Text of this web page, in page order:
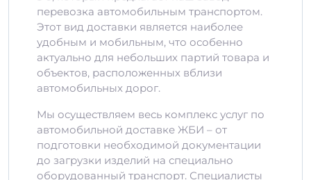
перевозка автомобильным транспортом.
Этот вид доставки является наиболее
удобным и мобильным, что особенно
актуально для небольших партий товара и
объектов, расположенных вблизи
автомобильных дорог.
Мы осуществляем весь комплекс услуг по
автомобильной доставке ЖБИ – от
подготовки необходимой документации
до загрузки изделий на специально
оборудованный транспорт. Специалисты